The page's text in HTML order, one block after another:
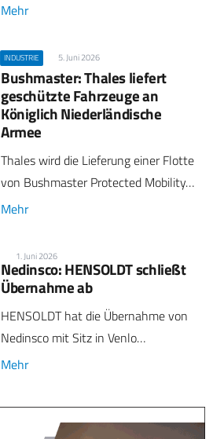
Mehr
INDUSTRIE 5. Juni 2026
Bushmaster: Thales liefert
geschützte Fahrzeuge an
Königlich Niederländische
Armee
Thales wird die Lieferung einer Flotte
von Bushmaster Protected Mobility…
Mehr
1. Juni 2026
Nedinsco: HENSOLDT schließt
Übernahme ab
HENSOLDT hat die Übernahme von
Nedinsco mit Sitz in Venlo…
Mehr